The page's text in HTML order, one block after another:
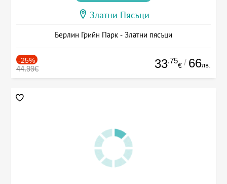
Златни Пясъци
Берлин Грийн Парк - Златни пясъци
-25%
44.99€ 33.75
€ / 66лв.